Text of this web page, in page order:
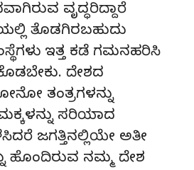
ವೃದ್ಧರಿದ್ದಾರೆ
ತೊಡಗಿರಬಹುದು
ಇತ್ತ ಕಡೆ ಗಮನಹರಿಸಿ
ದೇಶದ
ತಂತ್ರಗಳನ್ನು
ಸರಿಯಾದ
ಜಗತ್ತಿನಲ್ಲಿಯೇ ಅತೀ
ಹೊಂದಿರುವ ನಮ್ಮ ದೇಶ